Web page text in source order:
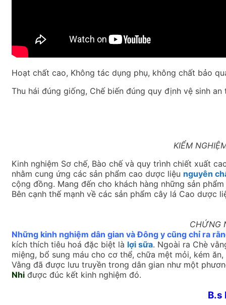
Hoạt chất cao, Không tác dụng phụ, không chất bảo
Thu hái đúng giống, Chế biến đúng quy định vệ sinh an
KIỂM
Kinh nghiệm Sơ chế, Bào chế và quy trình chiết xuất
nhằm cung ứng các sản phẩm cao dược liệu nguyên
cộng đồng. Mang đến cho khách hàng những sản
Bên cạnh thế mạnh về các sản phẩm cây lá Cao dược
CHỨNG
Những kinh nghiệm dân gian và Đông y cũng chỉ ra
kích thích tiêu hoá đặc biệt là lợi sữa. Ngoài ra Chè
miệng, bổ sung máu cho cơ thể, chữa mệt mỏi, kém
Vằng đã được lưu truyền trong dân gian như một
Nhi được đúc kết kinh nghiệm đó.
B.s